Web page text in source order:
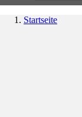
Startseite